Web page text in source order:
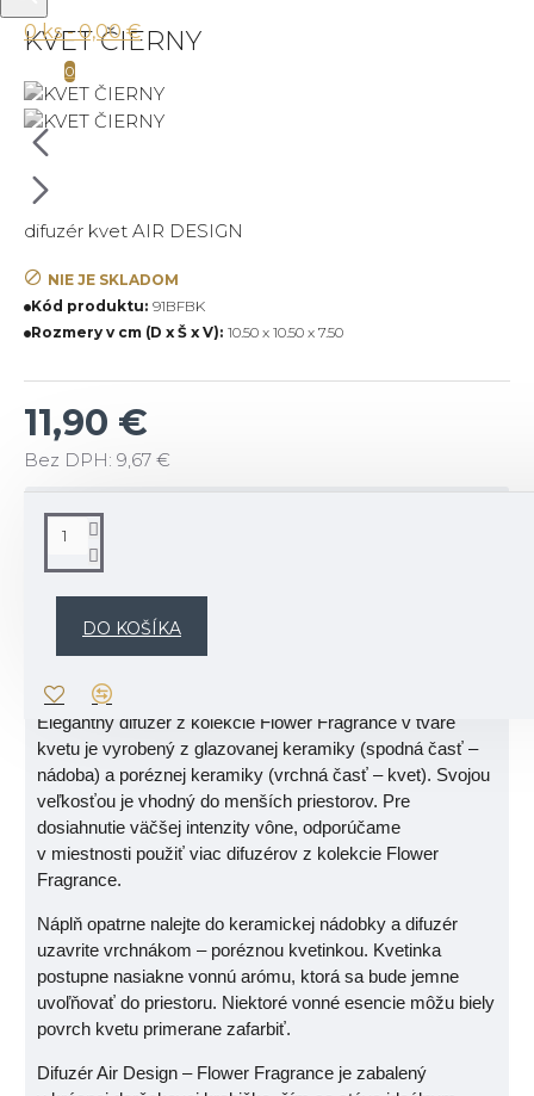
0 ks - 0,00 €
0
KVET ČIERNY
difuzér kvet AIR DESIGN
11,90 €
Bez DPH: 9,67 €
NIE JE SKLADOM
Kód produktu: 91BFBK
Rozmery v cm (D x Š x V): 10.50 x 10.50 x 7.50
DO KOŠÍKA
Difuzéry kolekcie Air design značky Millefiori Milano sú
dostupné v niekoľkých druhoch a farbách, čo predstavuje
Elegantný difuzér z kolekcie Flower Fragrance v tvare
kvetu je vyrobený z glazovanej keramiky (spodná časť –
nádoba) a poréznej keramiky (vrchná časť – kvet). Svojou
veľkosťou je vhodný do menších priestorov. Pre
dosiahnutie väčšej intenzity vône, odporúčame
v miestnosti použiť viac difuzérov z kolekcie Flower
Fragrance.
Náplň opatrne nalejte do keramickej nádobky a difuzér
uzavrite vrchnákom – poréznou kvetinkou. Kvetinka
postupne nasiakne vonnú arómu, ktorá sa bude jemne
uvoľňovať do priestoru. Niektoré vonné esencie môžu biely
povrch kvetu primerane zafarbiť.
Difuzér Air Design – Flower Fragrance je zabalený